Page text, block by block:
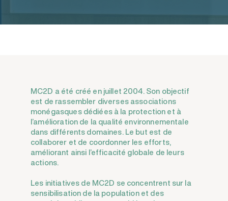
MC2D a été créé en juillet 2004. Son objectif
est de rassembler diverses associations
monégasques dédiées à la protection et à
l’amélioration de la qualité environnementale
dans différents domaines. Le but est de
collaborer et de coordonner les efforts,
améliorant ainsi l’efficacité globale de leurs
actions.
Les initiatives de MC2D se concentrent sur la
sensibilisation de la population et des